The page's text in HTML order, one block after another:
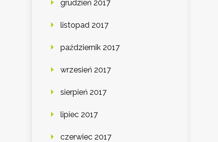
grudzień 2017
listopad 2017
październik 2017
wrzesień 2017
sierpień 2017
lipiec 2017
czerwiec 2017